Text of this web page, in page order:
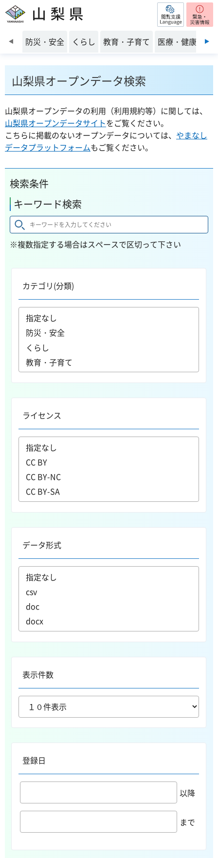
山梨県 閲覧支援
前のスライドを表示
防災・安全 くらし 教育・子育て 医療・健康・福
山梨県オープンデータ検索
山梨県オープンデータの利用（利用規約等）に関しては、
山梨県オープンデータサイトをご覧ください。
こちらに掲載のないオープンデータについては、 やまなし
データプラットフォームもご覧ください。
検索条件
キーワード検索
※複数指定する場合はスペースで区切って下さい
カテゴリ(分類)
ライセンス
データ形式
表示件数
登録日
以降
まで